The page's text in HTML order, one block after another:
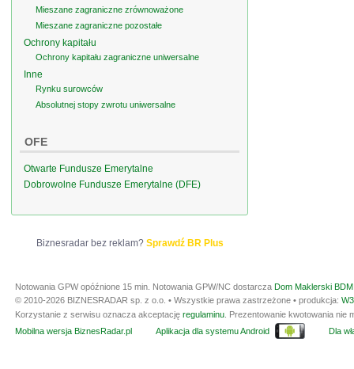
Mieszane zagraniczne zrównoważone
Mieszane zagraniczne pozostałe
Ochrony kapitału
Ochrony kapitału zagraniczne uniwersalne
Inne
Rynku surowców
Absolutnej stopy zwrotu uniwersalne
OFE
Otwarte Fundusze Emerytalne
Dobrowolne Fundusze Emerytalne (DFE)
Biznesradar bez reklam? Sprawdź BR Plus
Notowania GPW opóźnione 15 min. Notowania GPW/NC dostarcza Dom Maklerski
© 2010-2026 BIZNESRADAR sp. z o.o. • Wszystkie prawa zastrzeżone • produkcja:
Korzystanie z serwisu oznacza akceptację regulaminu . Prezentowanie kwotowania
Mobilna wersja BiznesRadar.pl
Aplikacja dla systemu Android Dla